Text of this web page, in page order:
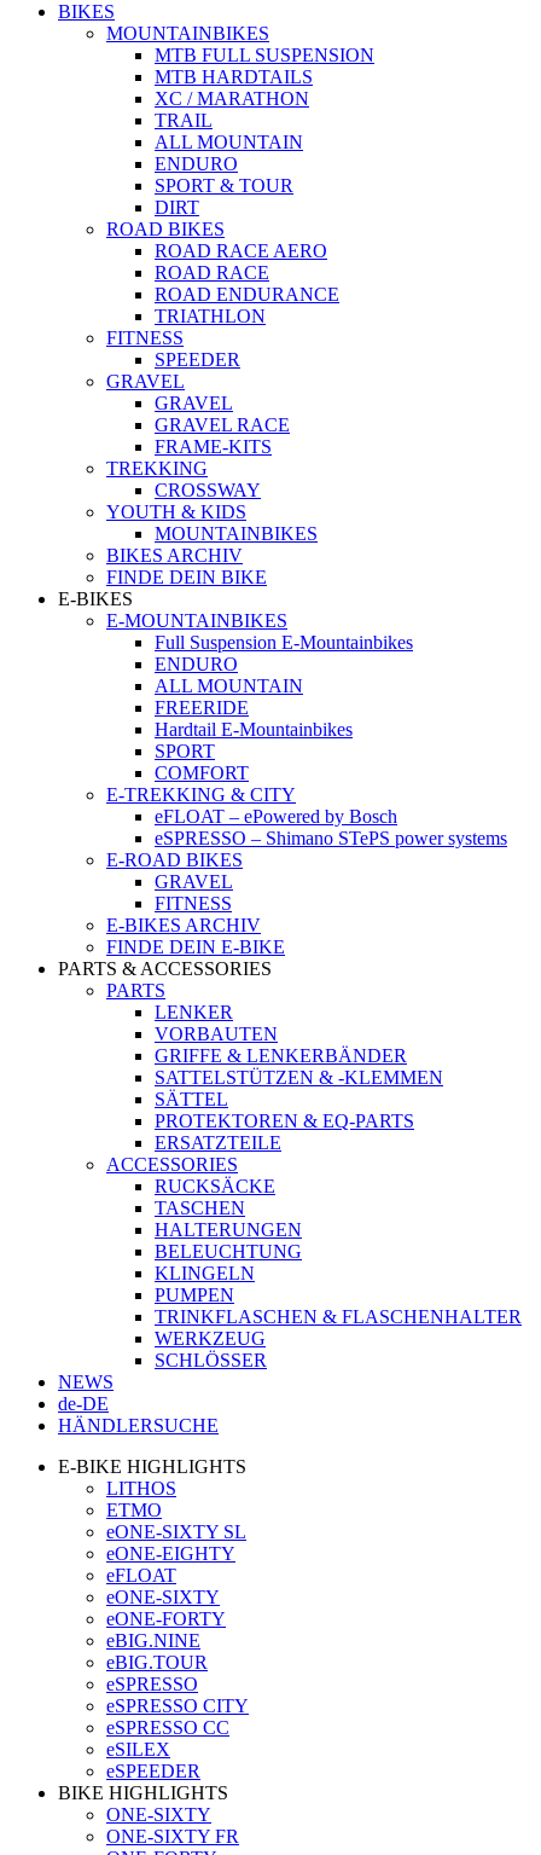
BIKES
MOUNTAINBIKES
MTB FULL SUSPENSION
MTB HARDTAILS
XC / MARATHON
TRAIL
ALL MOUNTAIN
ENDURO
SPORT & TOUR
DIRT
ROAD BIKES
ROAD RACE AERO
ROAD RACE
ROAD ENDURANCE
TRIATHLON
FITNESS
SPEEDER
GRAVEL
GRAVEL
GRAVEL RACE
FRAME-KITS
TREKKING
CROSSWAY
YOUTH & KIDS
MOUNTAINBIKES
BIKES ARCHIV
FINDE DEIN BIKE
E-BIKES
E-MOUNTAINBIKES
Full Suspension E-Mountainbikes
ENDURO
ALL MOUNTAIN
FREERIDE
Hardtail E-Mountainbikes
SPORT
COMFORT
E-TREKKING & CITY
eFLOAT – ePowered by Bosch
eSPRESSO – Shimano STePS power systems
E-ROAD BIKES
GRAVEL
FITNESS
E-BIKES ARCHIV
FINDE DEIN E-BIKE
PARTS & ACCESSORIES
PARTS
LENKER
VORBAUTEN
GRIFFE & LENKERBÄNDER
SATTELSTÜTZEN & -KLEMMEN
SÄTTEL
PROTEKTOREN & EQ-PARTS
ERSATZTEILE
ACCESSORIES
RUCKSÄCKE
TASCHEN
HALTERUNGEN
BELEUCHTUNG
KLINGELN
PUMPEN
TRINKFLASCHEN & FLASCHENHALTER
WERKZEUG
SCHLÖSSER
NEWS
de-DE
HÄNDLERSUCHE
E-BIKE HIGHLIGHTS
LITHOS
ETMO
eONE-SIXTY SL
eONE-EIGHTY
eFLOAT
eONE-SIXTY
eONE-FORTY
eBIG.NINE
eBIG.TOUR
eSPRESSO
eSPRESSO CITY
eSPRESSO CC
eSILEX
eSPEEDER
BIKE HIGHLIGHTS
ONE-SIXTY
ONE-SIXTY FR